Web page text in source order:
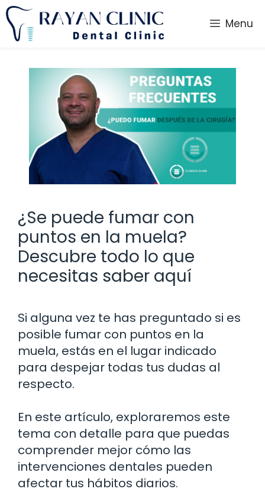
Saltar
al
contenido
Menu
¿Se puede fumar con
puntos en la muela?
Descubre todo lo que
necesitas saber aquí
Si alguna vez te has preguntado si es
posible fumar con puntos en la
muela, estás en el lugar indicado
para despejar todas tus dudas al
respecto.
En este artículo, exploraremos este
tema con detalle para que puedas
comprender mejor cómo las
intervenciones dentales pueden
afectar tus hábitos diarios.